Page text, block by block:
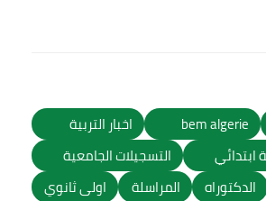
bem algerie
اخبار التربية
ابتدائي
التسجيلات الجامعية
الدكتوراه المراسلة
اولى ثانوي